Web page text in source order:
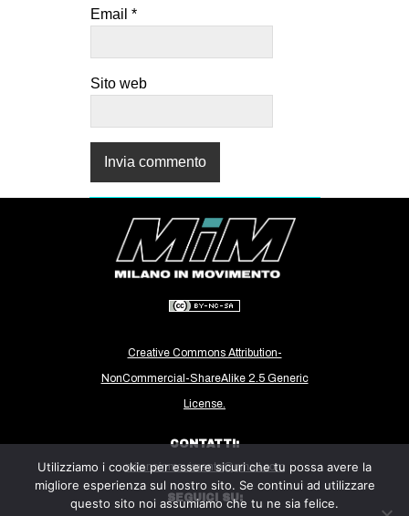
Email *
Sito web
Creative Commons Attribution-
NonCommercial-ShareAlike 2.5 Generic
License.
CONTATTI:
milanoinmovimento@gmail.com
SEGUICI SU:
Utilizziamo i cookie per essere sicuri che tu possa avere la
migliore esperienza sul nostro sito. Se continui ad utilizzare
questo sito noi assumiamo che tu ne sia felice.